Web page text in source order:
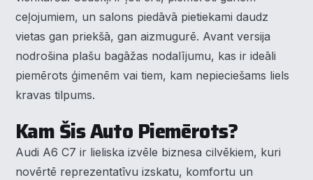
ceļojumiem, un salons piedāvā pietiekami daudz
vietas gan priekšā, gan aizmugurē. Avant versija
nodrošina plašu bagāžas nodalījumu, kas ir ideāli
piemērots ģimenēm vai tiem, kam nepieciešams liels
kravas tilpums.
Kam Šis Auto Piemērots?
Audi A6 C7 ir lieliska izvēle biznesa cilvēkiem, kuri
novērtē reprezentatīvu izskatu, komfortu un